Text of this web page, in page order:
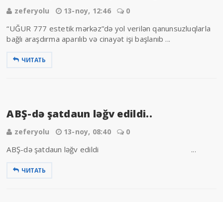
zeferyolu 13-noy, 12:46 0
“UĞUR 777 estetik mərkəz”də yol verilən qanunsuzluqlarla
bağlı araşdırma aparılıb və cinayət işi başlanıb ...
ЧИТАТЬ
ABŞ-də şatdaun ləğv edildi..
zeferyolu 13-noy, 08:40 0
ABŞ-də şatdaun ləğv edildi ...
ЧИТАТЬ